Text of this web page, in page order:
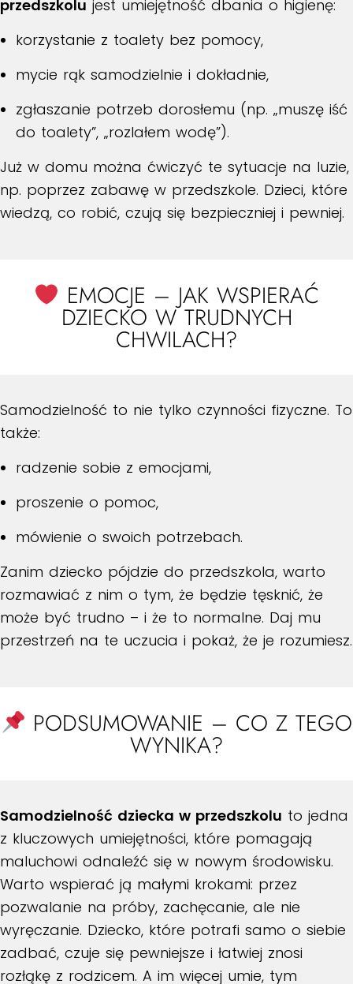
przedszkolu jest umiejętność dbania o higienę:
korzystanie z toalety bez pomocy,
mycie rąk samodzielnie i dokładnie,
zgłaszanie potrzeb dorosłemu (np. „muszę iść
do toalety”, „rozlałem wodę”).
Już w domu można ćwiczyć te sytuacje na luzie,
np. poprzez zabawę w przedszkole. Dzieci, które
wiedzą, co robić, czują się bezpieczniej i pewniej.
EMOCJE – JAK WSPIERAĆ
DZIECKO W TRUDNYCH
CHWILACH?
Samodzielność to nie tylko czynności fizyczne. To
także:
radzenie sobie z emocjami,
proszenie o pomoc,
mówienie o swoich potrzebach.
Zanim dziecko pójdzie do przedszkola, warto
rozmawiać z nim o tym, że będzie tęsknić, że
może być trudno – i że to normalne. Daj mu
przestrzeń na te uczucia i pokaż, że je rozumiesz.
PODSUMOWANIE – CO Z TEGO
WYNIKA?
Samodzielność dziecka w przedszkolu to jedna
z kluczowych umiejętności, które pomagają
maluchowi odnaleźć się w nowym środowisku.
Warto wspierać ją małymi krokami: przez
pozwalanie na próby, zachęcanie, ale nie
wyręczanie. Dziecko, które potrafi samo o siebie
zadbać, czuje się pewniejsze i łatwiej znosi
rozłąkę z rodzicem. A im więcej umie, tym